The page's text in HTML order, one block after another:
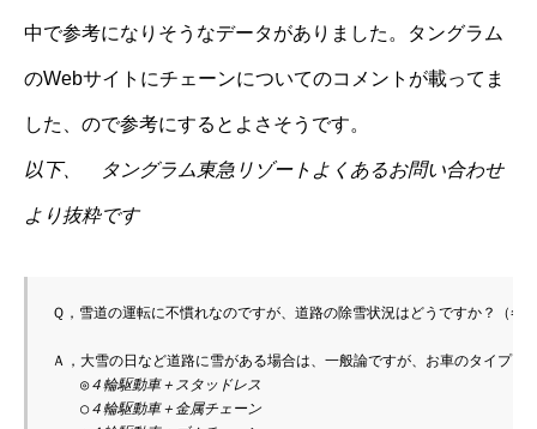
中で参考になりそうなデータがありました。タングラム
のWebサイトにチェーンについてのコメントが載ってま
した、ので参考にするとよさそうです。
以下、 タングラム東急リゾートよくあるお問い合わせ
より抜粋です
Ｑ，雪道の運転に不慣れなのですが、道路の除雪状況はどうですか？（冬
Ａ，大雪の日など道路に雪がある場合は、一般論ですが、お車のタイプ
◎４輪駆動車＋スタッドレス
○４輪駆動車＋金属チェーン